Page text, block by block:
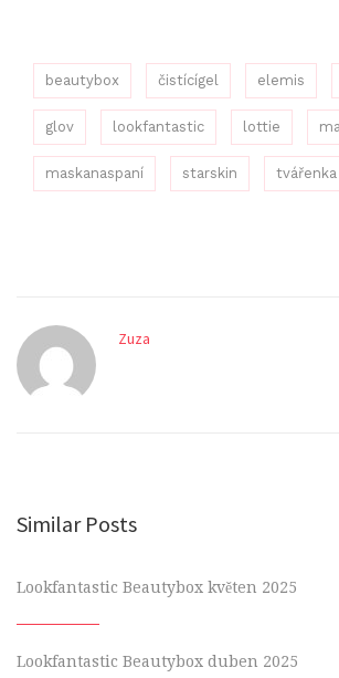
beautybox čistícígel elemis
glov lookfantastic lottie
maskanaspaní starskin tvářenka
Zuza
Similar Posts
Lookfantastic Beautybox květen 2025
Lookfantastic Beautybox duben 2025